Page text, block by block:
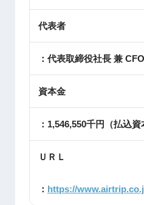
代表者
：代表取締役社長 兼
資本金
：1,546,550千円（払込資
ＵＲＬ
： https://